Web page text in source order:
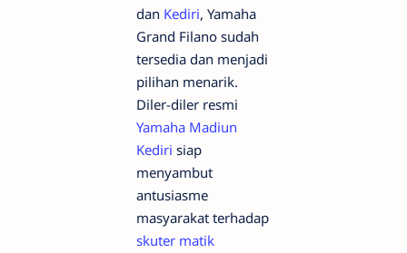
dan Kediri, Yamaha
Grand Filano sudah
tersedia dan menjadi
pilihan menarik.
Diler-diler resmi
Yamaha Madiun
Kediri siap
menyambut
antusiasme
masyarakat terhadap
skuter matik